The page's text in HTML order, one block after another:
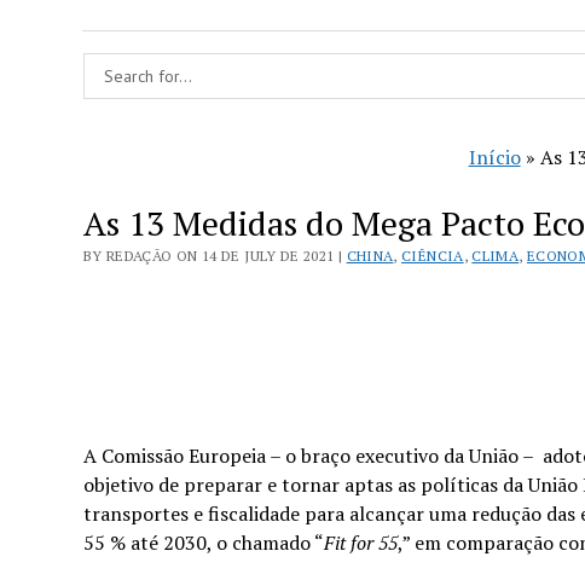
Início» As
As 13 Medidas do Mega Pacto
BY REDAÇÃO ON 14 DE JULY DE 2021 | CHINA,CIÊNCIA,CLIMA,
A Comissão Europeia – o braço executivo da União –
objetivo de preparar e tornar aptas as políticas da União
transportes e fiscalidade para alcançar uma redução das
55 % até 2030, o chamado “Fit for 55,” em comparação